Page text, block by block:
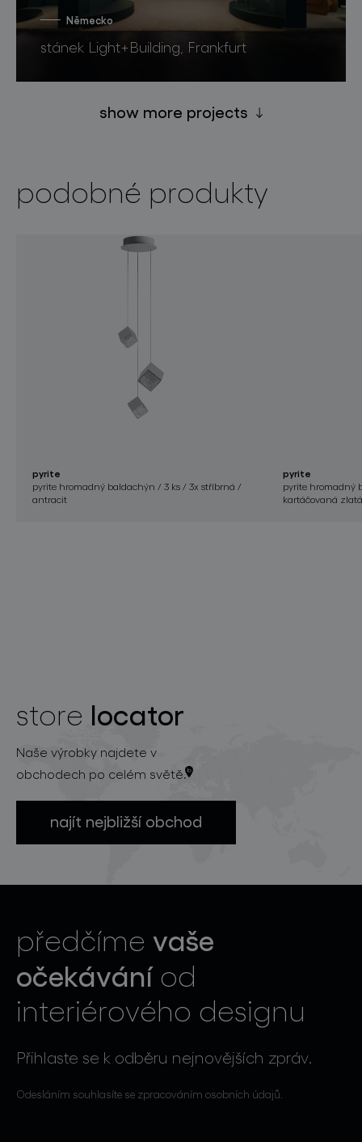
Německo
stánek Light+Building, Frankfurt
show more projects
podobné produkty
pyrite
pyrite hromadný baldachýn / 3 ks / 3x stříbrná /
antracit
pyrite
pyrite hromadný
kartáčovaná zlatá
store locator
Naše výrobky najdete v
obchodech po celém světě.
najít nejbližší obchod
předčíme vaše
očekáváníod
interiérového designu
Přihlaste se k odběru nejnovějších zpráv.
Odesláním souhlasíte se zpracováním osobních údajů.